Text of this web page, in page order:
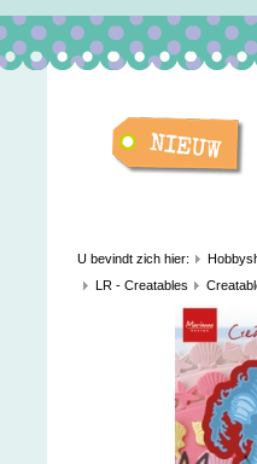
U bevindt zich hier:
LR - Creatables